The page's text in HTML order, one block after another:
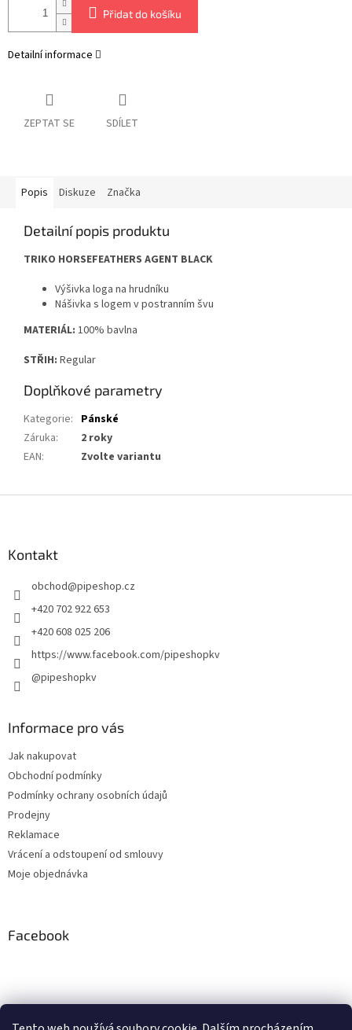
Přidat do košíku
Detailní informace
ZEPTAT SE SDÍLET
Popis Diskuze Značka
Detailní popis produktu
TRIKO HORSEFEATHERS AGENT BLACK
Výšivka loga na hrudníku
Nášivka s logem v postranním švu
MATERIÁL: 100% bavlna
STŘIH: Regular
Doplňkové parametry
Kategorie: Pánské
Záruka:
2 roky
EAN: Zvolte variantu
Kontakt
obchod@pipeshop.cz
+420 702 922 653
+420 608 025 206
https://www.facebook.com/pipeshopkv
@pipeshopkv
Informace pro vás
Jak nakupovat
Obchodní podmínky
Podmínky ochrany osobních údajů
Prodejny
Reklamace
Vrácení a odstoupení od smlouvy
Moje objednávka
Facebook
Instagram